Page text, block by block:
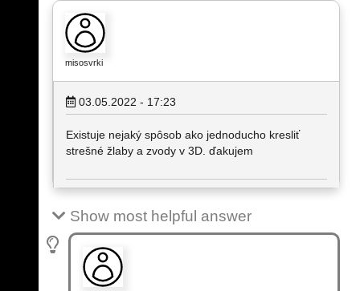
misosvrki
03.05.2022 - 17:23
Existuje nejaký spôsob ako jednoducho kresliť
strešné žlaby a zvody v 3D. ďakujem
Show most helpful answer